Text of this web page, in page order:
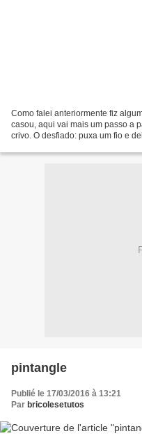
Como falei anteriormente fiz
casou, aqui vai mais um passo a
crivo. O desfiado: puxa um fio e
pintangle
Publié le 17/03/2016 à 13:21
Par bricolesetutos